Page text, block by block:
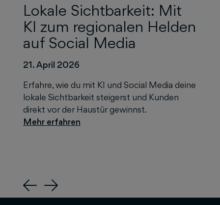
Lokale Sichtbarkeit: Mit
KI zum regionalen Helden
auf Social Media
21. April 2026
Erfahre, wie du mit KI und Social Media deine
lokale Sichtbarkeit steigerst und Kunden
direkt vor der Haustür gewinnst.
Previous
Next